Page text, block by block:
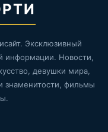
Эксклюзивный
информации. Новости,
девушки мира,
знаменитости, фильмы